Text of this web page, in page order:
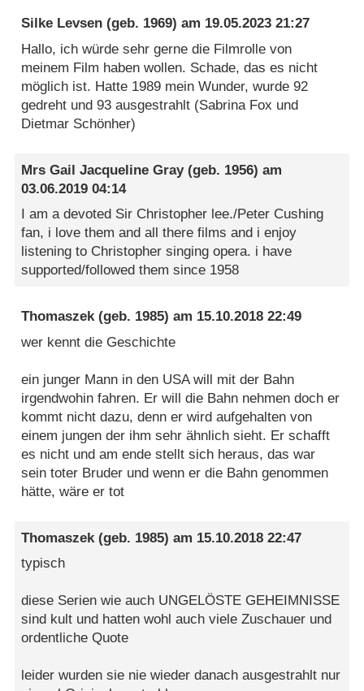
Silke Levsen (geb. 1969) am 19.05.2023 21:27
Hallo, ich würde sehr gerne die Filmrolle von
meinem Film haben wollen. Schade, das es nicht
möglich ist. Hatte 1989 mein Wunder, wurde 92
gedreht und 93 ausgestrahlt (Sabrina Fox und
Dietmar Schönher)
Mrs Gail Jacqueline Gray(geb. 1956) am
03.06.2019 04:14
I am a devoted Sir Christopher lee./Peter Cushing
fan, i love them and all there films and i enjoy
listening to Christopher singing opera. i have
supported/followed them since 1958
Thomaszek(geb. 1985) am 15.10.2018 22:49
wer kennt die Geschichte
ein junger Mann in den USA will mit der Bahn
irgendwohin fahren. Er will die Bahn nehmen doch er
kommt nicht dazu, denn er wird aufgehalten von
einem jungen der ihm sehr ähnlich sieht. Er schafft
es nicht und am ende stellt sich heraus, das war
sein toter Bruder und wenn er die Bahn genommen
hätte, wäre er tot
Thomaszek(geb. 1985) am 15.10.2018 22:47
typisch
diese Serien wie auch UNGELÖSTE GEHEIMNISSE
sind kult und hatten wohl auch viele Zuschauer und
ordentliche Quote
leider wurden sie nie wieder danach ausgestrahlt nur